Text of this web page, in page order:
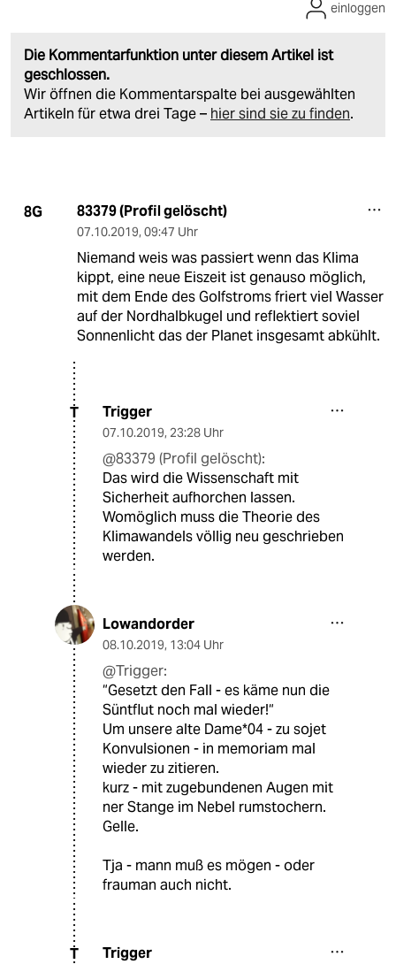
Die Kommentarfunktion unter diesem Artikel ist
geschlossen.
Wir öffnen die Kommentarspalte bei ausgewählten
Artikeln für etwa drei Tage – hier sind sie zu finden.
einloggen
8G 83379 (Profil gelöscht)
07.10.2019, 09:47 Uhr
Niemand weis was passiert wenn das Klima
kippt, eine neue Eiszeit ist genauso möglich,
mit dem Ende des Golfstroms friert viel Wasser
auf der Nordhalbkugel und reflektiert soviel
Sonnenlicht das der Planet insgesamt abkühlt.
T Trigger
07.10.2019, 23:28 Uhr
@83379 (Profil gelöscht):
Das wird die Wissenschaft mit
Sicherheit aufhorchen lassen.
Womöglich muss die Theorie des
Klimawandels völlig neu geschrieben
werden.
Lowandorder
08.10.2019, 13:04 Uhr
@Trigger:
“Gesetzt den Fall - es käme nun die
Süntflut noch mal wieder!“
Um unsere alte Dame*04 - zu sojet
Konvulsionen - in memoriam mal
wieder zu zitieren.
kurz - mit zugebundenen Augen mit
ner Stange im Nebel rumstochern.
Gelle.
Tja - mann muß es mögen - oder
frauman auch nicht.
T Trigger